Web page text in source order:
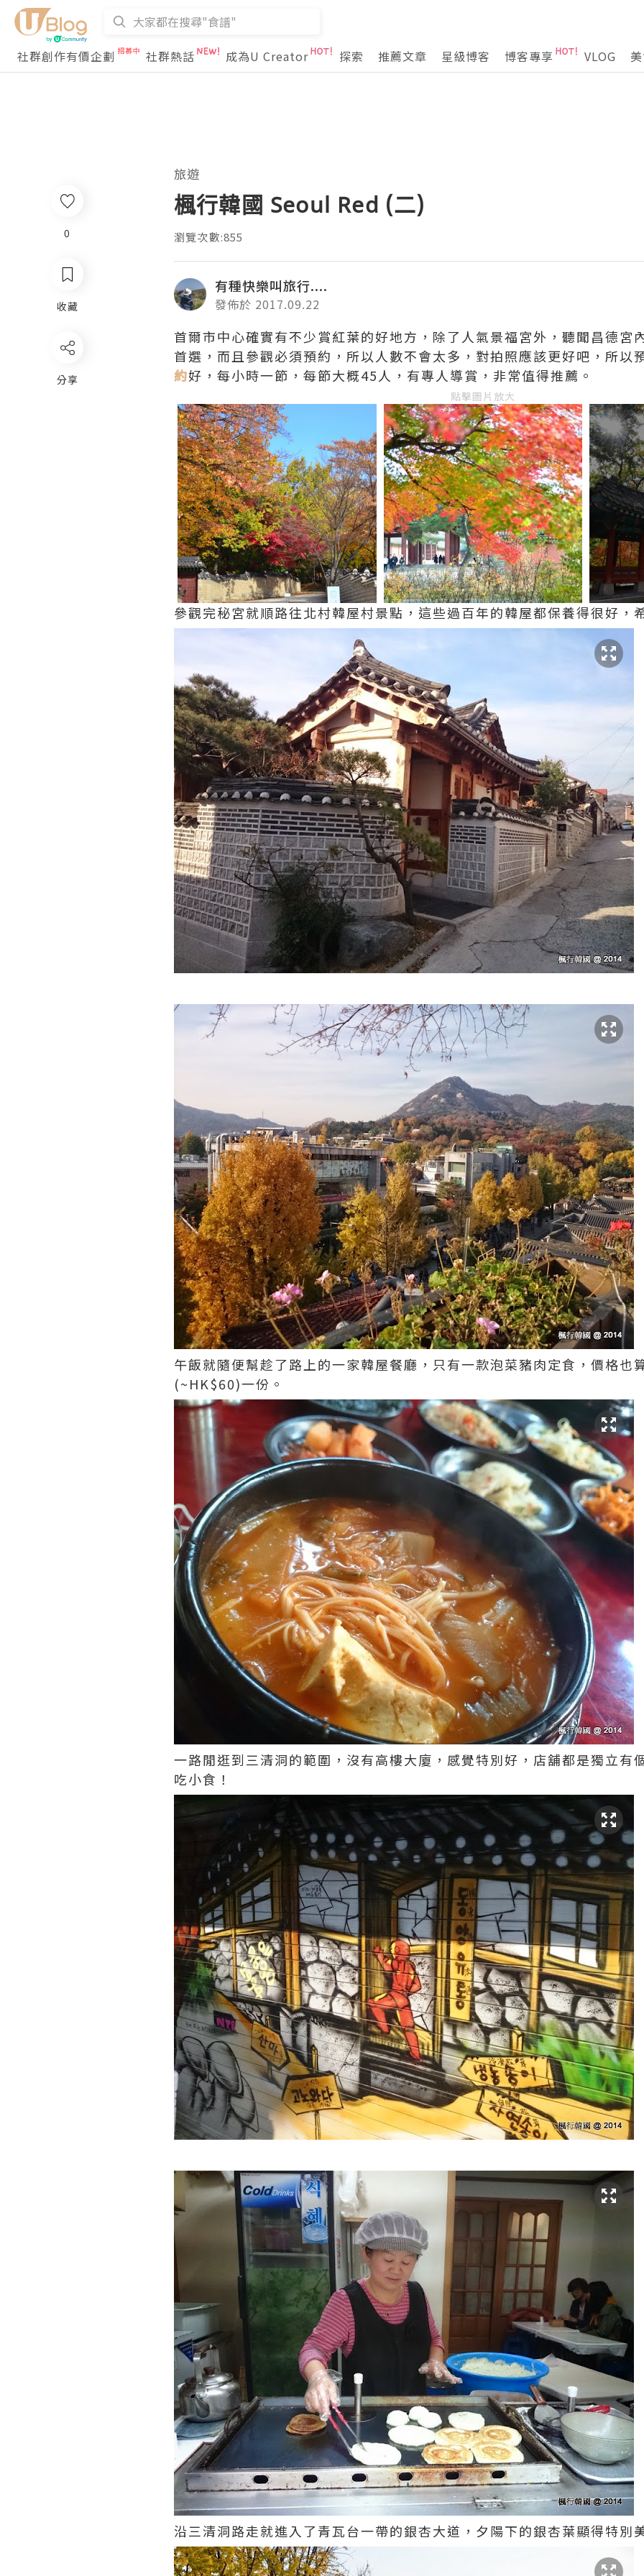
社群創作有價企劃
社群熱話 成為U Creator 探索 推薦文章 星級博客 博客專享 VLOG
0
收藏
分享
旅遊
楓行韓國 Seoul Red (二)
瀏覽次數:855
有種快樂叫旅行....
發佈於 2017.09.22
首爾市中心確實有不少賞紅葉的好地方，除了人氣景福宮外，聽聞昌德宮
首選，而且參觀必須預約，所以人數不會太多，對拍照應該更好吧，所以
約好，每小時一節，每節大概45人，有專人導賞，非常值得推薦。
點擊圖片放大
參觀完秘宮就順路往北村韓屋村景點，這些過百年的韓屋都保養得很好，
午飯就隨便幫趁了路上的一家韓屋餐廳，只有一款泡菜豬肉定食，價格也
(~HK$60)一份。
一路閒逛到三清洞的範圍，沒有高樓大廈，感覺特別好，店舖都是獨立有
吃小食！
沿三清洞路走就進入了青瓦台一帶的銀杏大道，夕陽下的銀杏葉顯得特別